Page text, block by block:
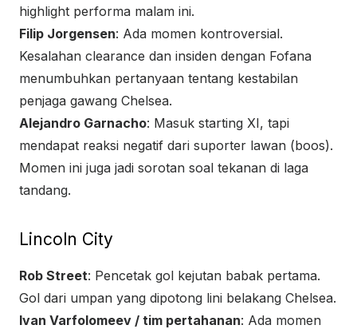
highlight performa malam ini.
Filip Jorgensen: Ada momen kontroversial.
Kesalahan clearance dan insiden dengan Fofana
menumbuhkan pertanyaan tentang kestabilan
penjaga gawang Chelsea.
Alejandro Garnacho: Masuk starting XI, tapi
mendapat reaksi negatif dari suporter lawan (boos).
Momen ini juga jadi sorotan soal tekanan di laga
tandang.
Lincoln City
Rob Street: Pencetak gol kejutan babak pertama.
Gol dari umpan yang dipotong lini belakang Chelsea.
Ivan Varfolomeev / tim pertahanan: Ada momen